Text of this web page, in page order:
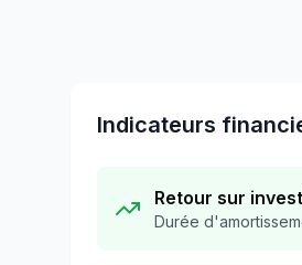
Indicateurs
Retour sur
Durée